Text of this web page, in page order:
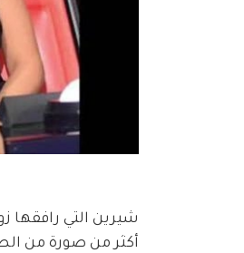
شيرين التي رافقها
أكثر من صورة من